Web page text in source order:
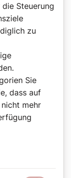
dass die
im
offenbar
sehnsüchtig
Gewiss, die
nicht aus
unterworfen
Schöpfung,
befreit
Gottes.
bis zum
liegt. Aber
als
seufzen in
Steuerung
zu
Sie
dass auf
mehr